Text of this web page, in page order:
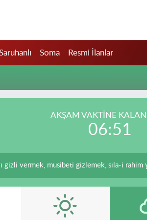
Soma Resmi İlanlar
AKŞAM VAKTİNE KALAN
06:51
gizli vermek, musibeti gizlemek, sıla-i